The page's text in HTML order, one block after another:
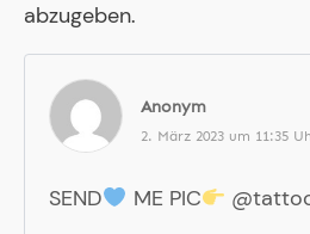
abzugeben.
Anonym
2. März 2023 um 11:35
SEND ME PIC